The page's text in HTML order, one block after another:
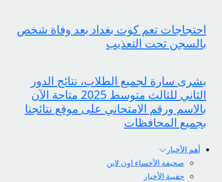
احتجاجات تعم كوت بغداد بعد وفاة شخص
بالسجن تحت التعذيب
بشرى سارة لجميع الطلاب، نتائج الدور
الثاني للثالث متوسط 2025 متاحة الآن
بالاسم ورقم الامتحاني على موقع نتائجنا
بجميع المحافظات
أهم الأخبار
صحيفة الأحساء اون لاين
حقيبة الأخبار